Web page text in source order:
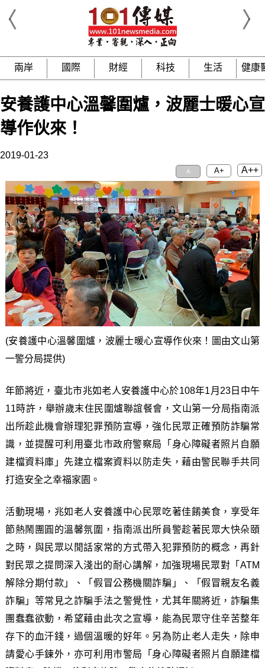
兩岸 國際 財經 科技 生活 健康
安養護中心溫馨圍爐，波麗士暖心宣
導作伙來！
2019-01-23
A A+ A++
(安養護中心溫馨圍爐，波麗士暖心宣導作伙來！圖由文山第
一警分局提供)
年節將近，臺北市兆如老人安養護中心於108年1月23日中午
11時許，舉辦歲末住民圍爐聯誼餐會，文山第一分局指南派
出所趁此機會辦理犯罪預防宣導，強化民眾正確預防詐騙常
識，並提醒可利用臺北市政府警察局「身心障礙者照片自願
建檔資料庫」先建立檔案資料以防走失，藉由警民聯手共同
打造安全之幸福家園。
活動現場，兆如老人安養護中心民眾吃著佳餚美食，享受年
節熱鬧團圓的溫馨氛圍，指南派出所員警趁著民眾大快朵頤
之時，與民眾以閒話家常的方式帶入犯罪預防的概念，再針
對民眾之提問深入淺出的耐心講解，加強現場民眾對「ATM
解除分期付款」、「假冒公務機關詐騙」、「假冒親友名義
詐騙」等常見之詐騙手法之警覺性，尤其年關將近，詐騙集
團蠢蠢欲動，希望藉由此次之宣導，能為民眾守住辛苦整年
存下的血汗錢，過個溫暖的好年。另為防止老人走失，除申
請愛心手鍊外，亦可利用市警局「身心障礙者照片自願建檔